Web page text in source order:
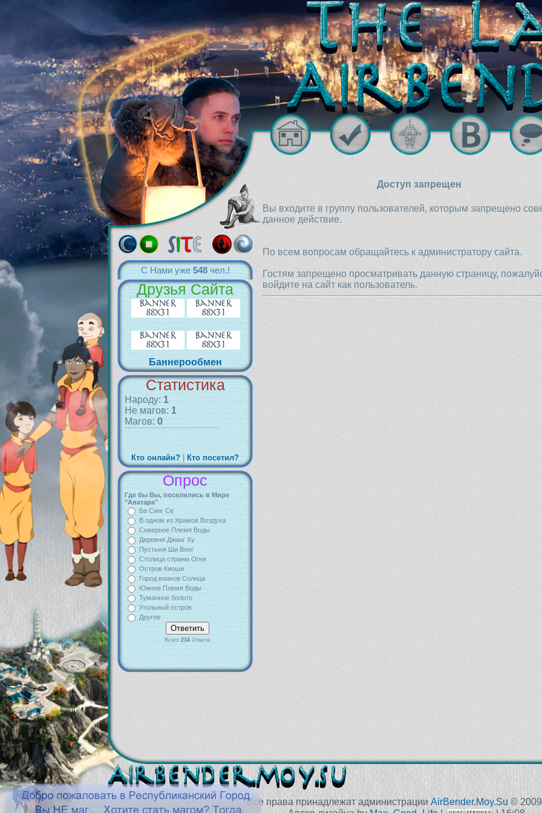
С Нами уже 548чел.!
Друзья Сайта
Баннерообмен
Статистика
Народу: 1
Не магов: 1
Магов: 0
Кто онлайн? Кто посетил?
Опрос
Где бы Вы, поселились в Мире
"Аватара"
Ба Синг Се
В одном из Храмов Воздуха
Северное Племя Воды
Деревня Джанг Ху
Пустыня Ши Вонг
Столица страны Огня
Остров Киоши
Город воинов Солнца
Южное Племя Воды
Туманное болото
Угольный остров
Другое
Всего 234 Ответа
Доступ запрещен
Вы входите в группу пользователей, которым запрещено
данное действие.
По всем вопросам обращайтесь к администратору сайта.
Гостям запрещено просматривать данную страницу,
войдите на сайт как пользователь.
Все права принадлежат администрации AirBender.Moy.Su ©